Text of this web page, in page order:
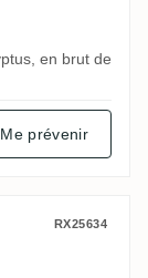
en brut de
Me prévenir
Edition
RX25634